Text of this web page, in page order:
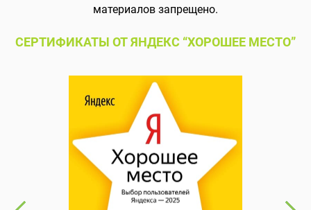
материалов запрещено.
СЕРТИФИКАТЫ ОТ ЯНДЕКС “ХОРОШЕЕ МЕСТО”